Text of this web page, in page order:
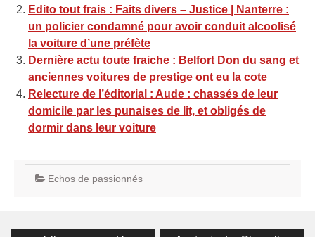
Edito tout frais : Faits divers – Justice | Nanterre :
un policier condamné pour avoir conduit alcoolisé
la voiture d’une préfète
Dernière actu toute fraiche : Belfort Don du sang et
anciennes voitures de prestige ont eu la cote
Relecture de l’éditorial : Aude : chassés de leur
domicile par les punaises de lit, et obligés de
dormir dans leur voiture
Echos de passionnés